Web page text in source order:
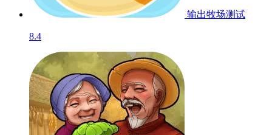
输出牧场测试
8.4